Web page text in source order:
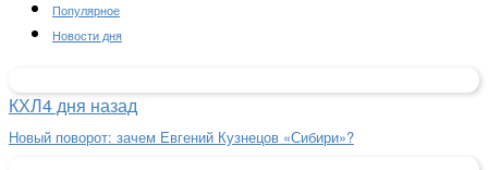
Популярное
Новости дня
КХЛ4 дня назад
Новый поворот: зачем Евгений Кузнецов «Сибири»?